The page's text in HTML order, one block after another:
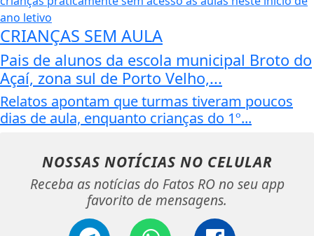
CRIANÇAS SEM AULA
Pais de alunos da escola municipal Broto do
Açaí, zona sul de Porto Velho,...
Relatos apontam que turmas tiveram poucos
dias de aula, enquanto crianças do 1º...
NOSSAS NOTÍCIAS NO CELULAR
Receba as notícias do Fatos RO no seu app
favorito de mensagens.